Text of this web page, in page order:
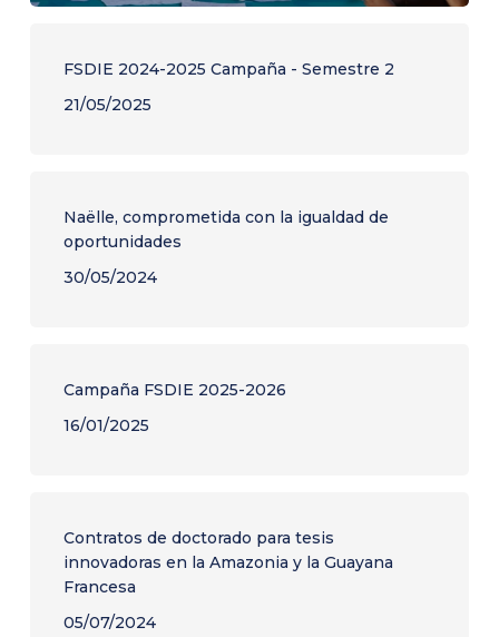
FSDIE 2024-2025 Campaña - Semestre 2
21/05/2025
Naëlle, comprometida con la igualdad de
oportunidades
30/05/2024
Campaña FSDIE 2025-2026
16/01/2025
Contratos de doctorado para tesis
innovadoras en la Amazonia y la Guayana
Francesa
05/07/2024